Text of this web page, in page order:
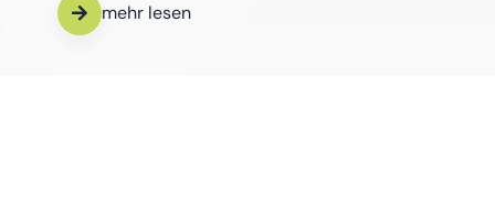
mehr lesen